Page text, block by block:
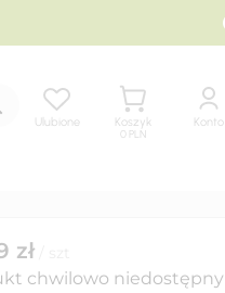
Ulubione
Koszyk
0 PLN
Konto
zł
chwilowo niedostępny